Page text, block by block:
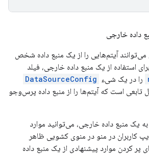
داده خارجی
آیتم‌هایی را از یک منبع داده شخص
استفاده از یک منبع داده خارجی، فیلد
را در یک شیء DataSourceConfig
است که آیتم‌ها را از منبع داده پرس‌وجو
یک منبع داده خارجی، می‌توانید موارد
کاربران در منو در منوی کشویی ظاهر
پر کردن موارد پیشنهادی از یک منبع داده